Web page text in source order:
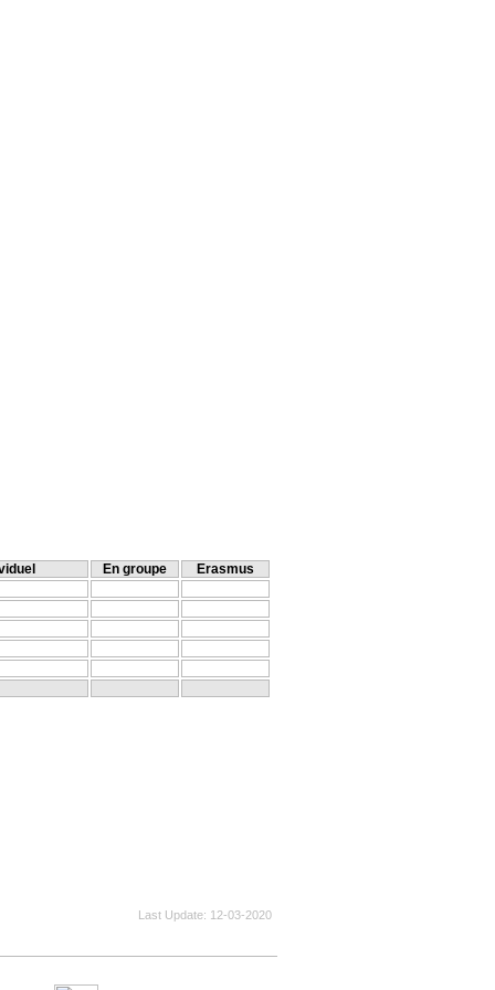
En groupe Erasmus
Last Update 12-03-2020